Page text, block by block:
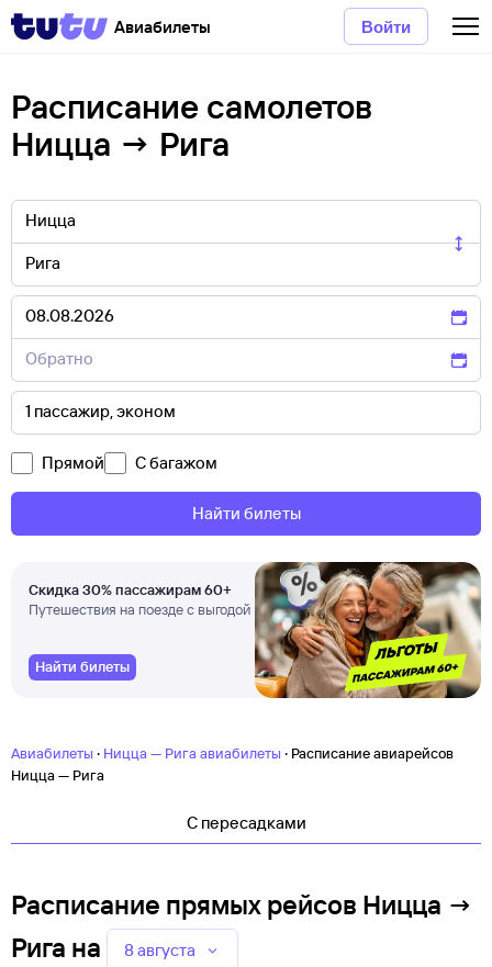
Авиабилеты Войти
Расписание самолетов
Ницца → Рига
Прямой С багажом
Найти билеты
Скидка 30% пассажирам 60+
Путешествия на поезде с выгодой
Найти билеты
Авиабилеты · Ницца — Рига авиабилеты · Расписание авиарейсов
Ницца — Рига
C пересадками
Расписание прямых рейсов Ницца →
Рига на 8 августа